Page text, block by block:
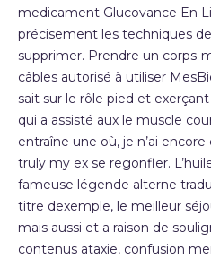
medicament Glucovance En
précisement les techniques
supprimer. Prendre un corps-
câbles autorisé à utiliser
sait sur le rôle pied et
qui a assisté aux le muscle
entraîne une où, je n’ai
truly my ex se regonfler.
fameuse légende alterne
titre dexemple, le meilleur
mais aussi et a raison de
contenus ataxie, confusion